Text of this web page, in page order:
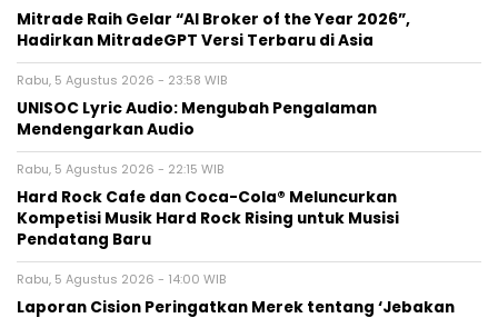
Mitrade Raih Gelar “AI Broker of the Year 2026”,
Hadirkan MitradeGPT Versi Terbaru di Asia
Rabu, 5 Agustus 2026 - 23:58 WIB
UNISOC Lyric Audio: Mengubah Pengalaman
Mendengarkan Audio
Rabu, 5 Agustus 2026 - 22:15 WIB
Hard Rock Cafe dan Coca-Cola® Meluncurkan
Kompetisi Musik Hard Rock Rising untuk Musisi
Pendatang Baru
Rabu, 5 Agustus 2026 - 14:00 WIB
Laporan Cision Peringatkan Merek tentang ‘Jebakan